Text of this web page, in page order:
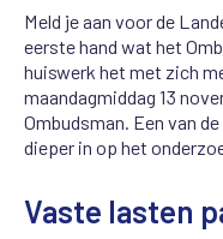
Meld je aan voor de
eerste hand wat het
huiswerk het met zich
maandagmiddag 13
Ombudsman. Een van
dieper in op het
Vaste lasten